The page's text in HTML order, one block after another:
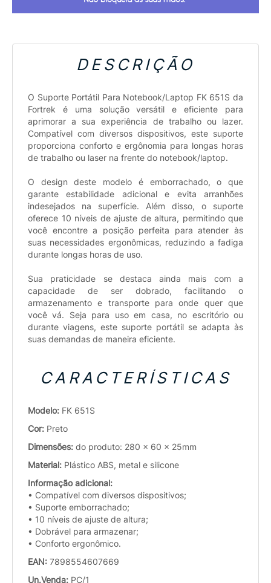
DESCRIÇÃO
O Suporte Portátil Para Notebook/Laptop FK 651S da
Fortrek é uma solução versátil e eficiente para
aprimorar a sua experiência de trabalho ou lazer.
Compatível com diversos dispositivos, este suporte
proporciona conforto e ergônomia para longas horas
de trabalho ou laser na frente do notebook/laptop.
O design deste modelo é emborrachado, o que
garante estabilidade adicional e evita arranhões
indesejados na superfície. Além disso, o suporte
oferece 10 níveis de ajuste de altura, permitindo que
você encontre a posição perfeita para atender às
suas necessidades ergonômicas, reduzindo a fadiga
durante longas horas de uso.
Sua praticidade se destaca ainda mais com a
capacidade de ser dobrado, facilitando o
armazenamento e transporte para onde quer que
você vá. Seja para uso em casa, no escritório ou
durante viagens, este suporte portátil se adapta às
suas demandas de maneira eficiente.
CARACTERÍSTICAS
Modelo: FK 651S
Cor: Preto
Dimensões: do produto: 280 x 60 x 25mm
Material: Plástico ABS, metal e silicone
Informação adicional:
• Compatível com diversos dispositivos;
• Suporte emborrachado;
• 10 níveis de ajuste de altura;
• Dobrável para armazenar;
• Conforto ergonômico.
EAN: 7898554607669
Un.Venda: PC/1